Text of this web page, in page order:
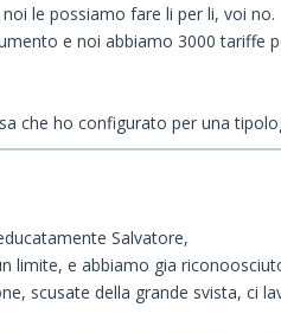
le possiamo fare li per li, voi no.
e noi abbiamo 3000 tariffe
che ho configurato per una
Salvatore,
limite, e abbiamo gia
scusate della grande svista, ci